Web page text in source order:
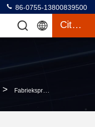
86-0755-13800839500
Citaat
> Fabrieksprijs Geweven Dames Zomer Kantoorjurk